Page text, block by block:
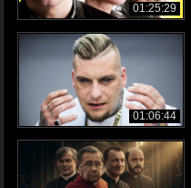
01:25:29
01:06:44